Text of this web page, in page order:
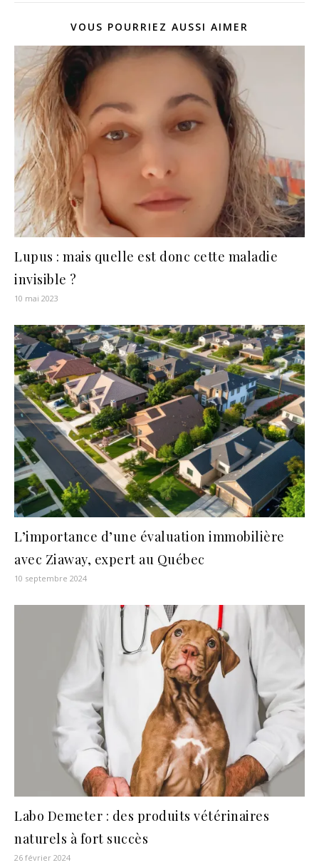
VOUS POURRIEZ AUSSI AIMER
Lupus : mais quelle est donc cette maladie
invisible ?
10 mai 2023
L’importance d’une évaluation immobilière
avec Ziaway, expert au Québec
10 septembre 2024
Labo Demeter : des produits vétérinaires
naturels à fort succès
26 février 2024